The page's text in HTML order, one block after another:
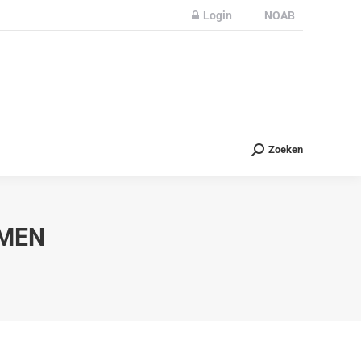
Login NOAB
Zoeken
Partners Nieuws Contact Zoeken